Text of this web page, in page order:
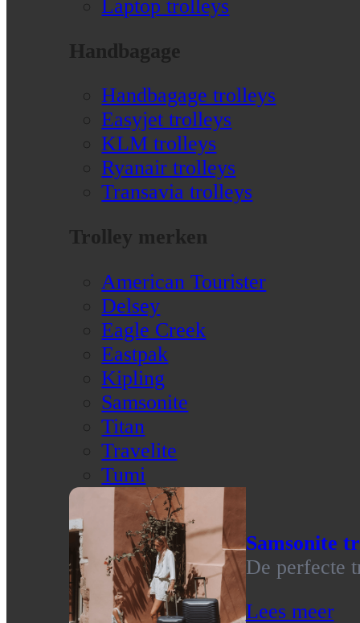
Laptop trolleys
Handbagage
Handbagage trolleys
Easyjet trolleys
KLM trolleys
Ryanair trolleys
Transavia trolleys
Trolley merken
American Tourister
Delsey
Eagle Creek
Eastpak
Kipling
Samsonite
Titan
Travelite
Tumi
Samsonite
De perfecte
Lees meer